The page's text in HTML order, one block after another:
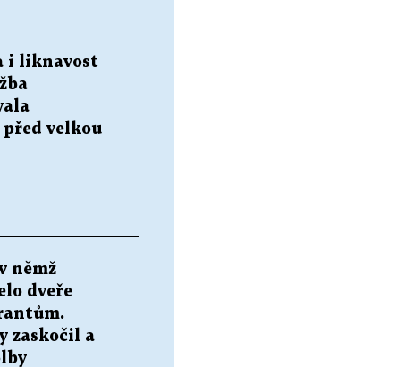
i liknavost
před velkou
němž
dveře
zaskočil a